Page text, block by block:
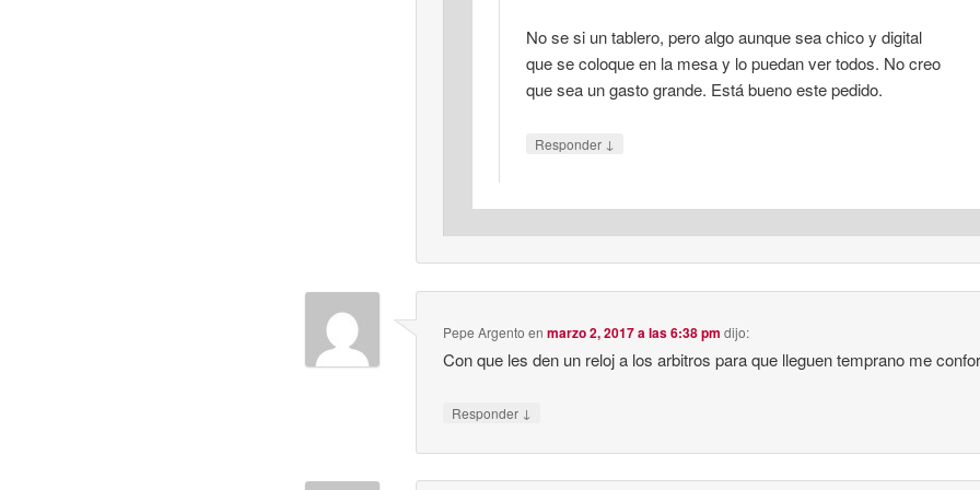
No se si un tablero, pero algo aunque sea chico y digital
que se coloque en la mesa y lo puedan ver todos. No creo
que sea un gasto grande. Está bueno este pedido.
Responder ↓
Pepe Argento enmarzo 2, 2017 a las 6:38 pm dijo:
Con que les den un reloj a los arbitros para que lleguen temprano me
Responder ↓